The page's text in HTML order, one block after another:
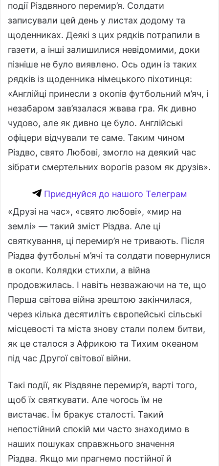
події Різдвяного перемир’я. Солдати
записували цей день у листах додому та
щоденниках. Деякі з цих рядків потрапили в
газети, а інші залишилися невідомими, доки
пізніше не було виявлено. Ось один із таких
рядків із щоденника німецького піхотинця:
«Англійці принесли з окопів футбольний м’яч, і
незабаром зав’язалася жвава гра. Як дивно
чудово, але як дивно це було. Англійські
офіцери відчували те саме. Таким чином
Різдво, свято Любові, змогло на деякий час
зібрати смертельних ворогів разом як друзів».
Приєднуйся до нашого Телеграм
«Друзі на час», «свято любові», «мир на
землі» — такий зміст Різдва. Але ці
святкування, ці перемир’я не тривають. Після
Різдва футбольні м’ячі та солдати повернулися
в окопи. Колядки стихли, а війна
продовжилась. І навіть незважаючи на те, що
Перша світова війна зрештою закінчилася,
через кілька десятиліть європейські сільські
місцевості та міста знову стали полем битви,
як це сталося з Африкою та Тихим океаном
під час Другої світової війни.
Такі події, як Різдвяне перемир’я, варті того,
щоб їх святкувати. Але чогось їм не
вистачає. Їм бракує сталості. Такий
непостійний спокій ми часто знаходимо в
наших пошуках справжнього значення
Різдва. Якщо ми прагнемо постійної й